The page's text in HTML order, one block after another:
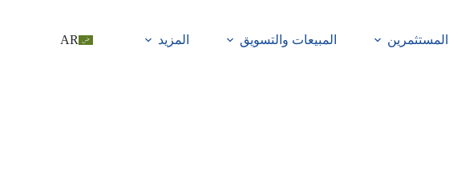
المبيعات والتسويق المزيد AR